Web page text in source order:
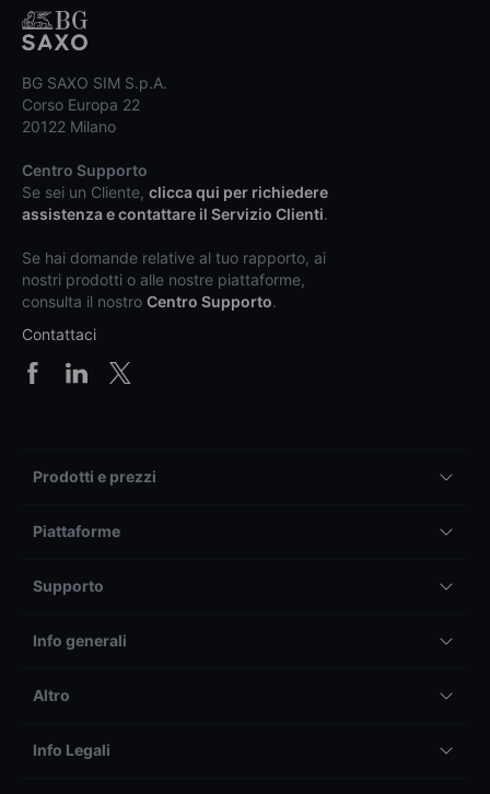
BG SAXO SIM S.p.A.
Corso Europa 22
20122 Milano
Centro Supporto
Se sei un Cliente, clicca qui per richiedere
assistenza e contattare il Servizio Clienti.
Se hai domande relative al tuo rapporto, ai
nostri prodotti o alle nostre piattaforme,
consulta il nostro Centro Supporto.
Contattaci
Prodotti e prezzi
Piattaforme
Supporto
Info generali
Altro
Info Legali